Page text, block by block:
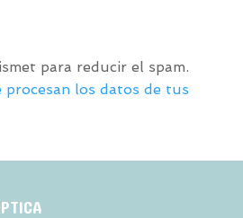
para reducir el spam.
procesan los datos de tus